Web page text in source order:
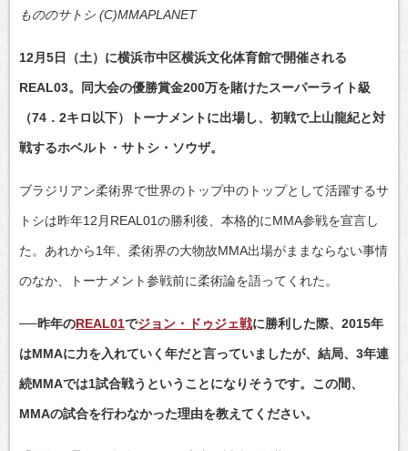
もののサトシ (C)MMAPLANET
12月5日（土）に横浜市中区横浜文化体育館で開催される
REAL03。同大会の優勝賞金200万を賭けたスーパーライト級
（74．2キロ以下）トーナメントに出場し、初戦で上山龍紀と対
戦するホベルト・サトシ・ソウザ。
ブラジリアン柔術界で世界のトップ中のトップとして活躍するサ
トシは昨年12月REAL01の勝利後、本格的にMMA参戦を宣言し
た。あれから1年、柔術界の大物故MMA出場がままならない事情
のなか、トーナメント参戦前に柔術論を語ってくれた。
──昨年のREAL01でジョン・ドゥジェ戦に勝利した際、2015年
はMMAに力を入れていく年だと言っていましたが、結局、3年連
続MMAでは1試合戦うということになりそうです。この間、
MMAの試合を行わなかった理由を教えてください。